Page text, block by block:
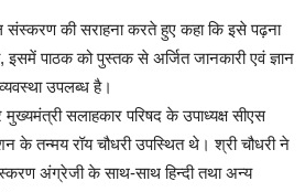
की सराहना करते हुए कहा कि इसे पढ़ना
पाठक को पुस्तक से अर्जित जानकारी एवं ज्ञान
उपलब्ध है।
सलाहकार परिषद के उपाध्यक्ष सीएस
तन्मय रॉय चौधरी उपस्थित थे। श्री चौधरी ने
अंग्रेजी के साथ-साथ हिन्दी तथा अन्य